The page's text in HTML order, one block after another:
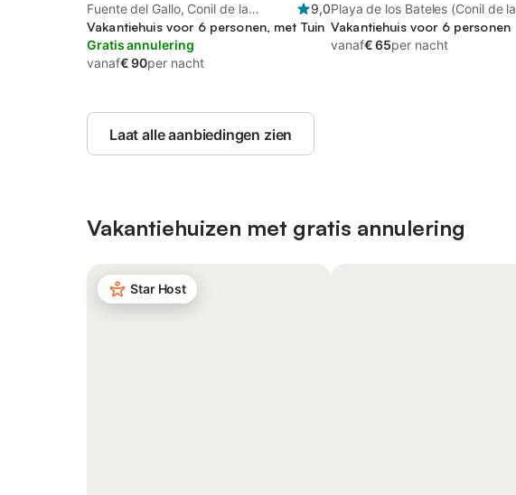
Fuente del Gallo, Conil de la
Frontera
9,0
Vakantiehuis voor 6 personen, met Tuin
Gratis annulering
vanaf€ 90per nacht
Playa de los Bateles (Conil de la
Frontera), Conil de la Frontera
Vakantiehuis voor 6 personen
vanaf€ 65per nacht
Laat alle aanbiedingen zien
Vakantiehuizen met gratis annulering
Star Host